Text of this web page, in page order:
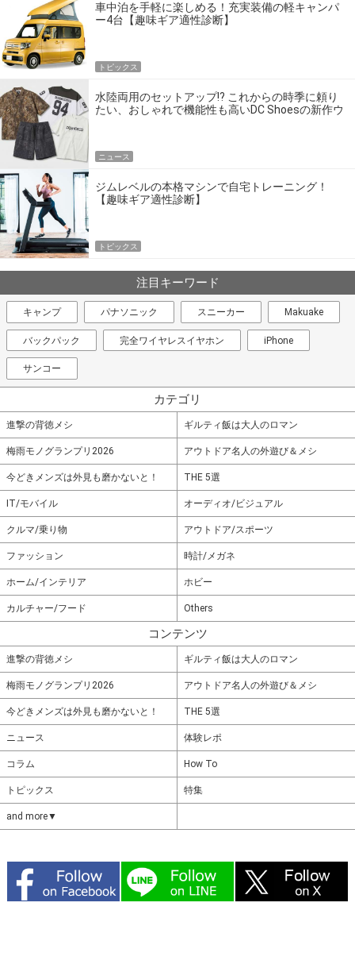
車中泊を手軽に楽しめる！充実装備の軽キャンパ
ー4台【趣味ギア適性診断】
トピックス
水陸両用のセットアップ!? これからの時季に頼り
たい、おしゃれで機能性も高いDC Shoesの新作ウ
ニュース
ジムレベルの本格マシンで自宅トレーニング！
【趣味ギア適性診断】
トピックス
注目キーワード
キャンプ パナソニック スニーカー Makuake
バックパック 完全ワイヤレスイヤホン iPhone
サンコー
カテゴリ
進撃の背徳メシ ギルティ飯は大人のロマン
梅雨モノグランプリ2026 アウトドア名人の外遊び＆メシ
今どきメンズは外見も磨かないと！ THE 5選
IT/モバイル オーディオ/ビジュアル
クルマ/乗り物 アウトドア/スポーツ
ファッション 時計/メガネ
ホーム/インテリア ホビー
カルチャー/フード Others
コンテンツ
進撃の背徳メシ ギルティ飯は大人のロマン
梅雨モノグランプリ2026 アウトドア名人の外遊び＆メシ
今どきメンズは外見も磨かないと！ THE 5選
ニュース 体験レポ
コラム How To
トピックス 特集
and more▼